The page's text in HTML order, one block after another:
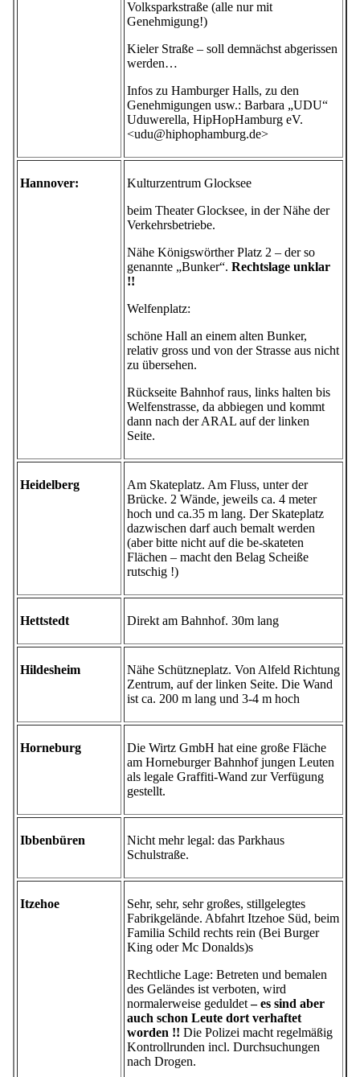
Volksparkstraße (alle nur mit
Genehmigung!)
Kieler Straße – soll demnächst abgerissen
werden…
Infos zu Hamburger Halls, zu den
Genehmigungen usw.: Barbara „UDU“
Uduwerella, HipHopHamburg eV.
<udu@hiphophamburg.de>
Hannover:
Kulturzentrum Glocksee
beim Theater Glocksee, in der Nähe der
Verkehrsbetriebe.
Nähe Königswörther Platz 2 – der so
genannte „Bunker“. Rechtslage unklar
!!
Welfenplatz:
schöne Hall an einem alten Bunker,
relativ gross und von der Strasse aus nicht
zu übersehen.
Rückseite Bahnhof raus, links halten bis
Welfenstrasse, da abbiegen und kommt
dann nach der ARAL auf der linken
Seite.
Heidelberg
Am Skateplatz. Am Fluss, unter der
Brücke. 2 Wände, jeweils ca. 4 meter
hoch und ca.35 m lang. Der Skateplatz
dazwischen darf auch bemalt werden
(aber bitte nicht auf die be-skateten
Flächen – macht den Belag Scheiße
rutschig !)
Hettstedt Direkt am Bahnhof. 30m lang
Hildesheim
Nähe Schützneplatz. Von Alfeld Richtung
Zentrum, auf der linken Seite. Die Wand
ist ca. 200 m lang und 3-4 m hoch
Horneburg
Die Wirtz GmbH hat eine große Fläche
am Horneburger Bahnhof jungen Leuten
als legale Graffiti-Wand zur Verfügung
gestellt.
Ibbenbüren
Nicht mehr legal: das Parkhaus
Schulstraße.
Itzehoe
Sehr, sehr, sehr großes, stillgelegtes
Fabrikgelände. Abfahrt Itzehoe Süd, beim
Familia Schild rechts rein (Bei Burger
King oder Mc Donalds)s
Rechtliche Lage: Betreten und bemalen
des Geländes ist verboten, wird
normalerweise geduldet– es sind aber
auch schon Leute dort verhaftet
worden !! Die Polizei macht regelmäßig
Kontrollrunden incl. Durchsuchungen
nach Drogen.